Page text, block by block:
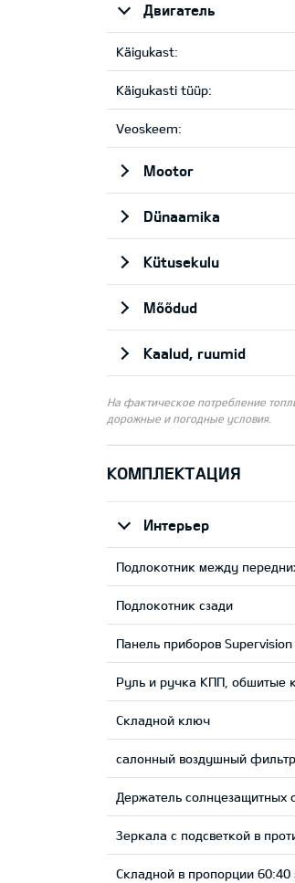
Двигатель
Käigukast:
Käigukasti tüüp:
Veoskeem:
Mootor
Dünaamika
Kütusekulu
Mõõdud
Kaalud, ruumid
На фактическое потребление
дорожные и погодные условия.
КОМПЛЕКТАЦИЯ
Интерьер
Подлокотник между
Подлокотник сзади
Панель приборов
Руль и ручка КПП, обшитые
Складной ключ
салонный воздушный фильтр
Держатель солнцезащитных
Зеркала с подсветкой в
Складной в пропорции 60:40